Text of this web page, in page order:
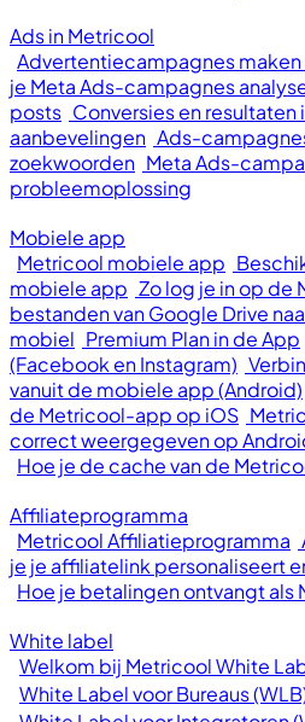
Ads in Metricool
Advertentiecampagnes maken
je Meta Ads-campagnes
posts Conversies en resultaten
aanbevelingen Ads-
zoekwoorden Meta Ads-
probleemoplossing
Mobiele app
Metricool mobiele app
mobiele app Zo log je in op de
bestanden van Google Drive
mobiel Premium Plan in de App
(Facebook en Instagram)
vanuit de mobiele app (Android)
de Metricool-app op iOS
correct weergegeven op
Hoe je de cache van de
Affiliateprogramma
Metricool Affiliatieprogramma
je je affiliatelink personaliseert
Hoe je betalingen ontvangt
White label
Welkom bij Metricool White
White Label voor Bureaus